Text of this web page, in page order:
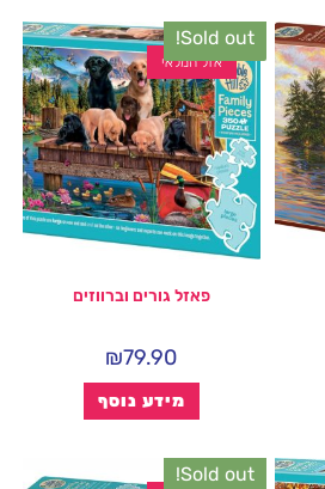
Sold out!
אזל המלאי
פאזל גורים וברווזים
₪79.90
מידע נוסף
Sold out!